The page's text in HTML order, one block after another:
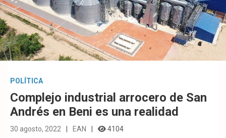
POLÍTICA
Complejo industrial arrocero de San
Andrés en Beni es una realidad
30 agosto, 2022 EAN 4104